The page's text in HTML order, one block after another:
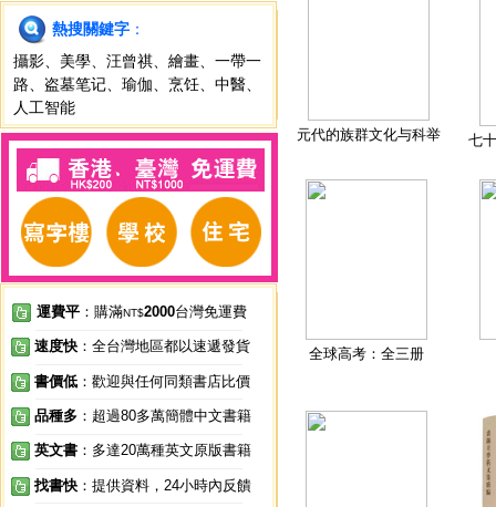
熱搜關鍵字 ：
攝影
美學 汪曾祺 繪畫
一帶一
路
盗墓笔记 瑜伽 烹饪 中醫
人工智能
運費平 ：購滿NT$2000台灣免運費
速度快 ：全台灣地區都以速遞發貨
書價低 ：歡迎與任何同類書店比價
品種多 ：超過80多萬簡體中文書籍
英文書 ：多達20萬種英文原版書籍
找書快 ：提供資料，24小時內反饋
元代的族群文化与科举 七
全球高考：全三册